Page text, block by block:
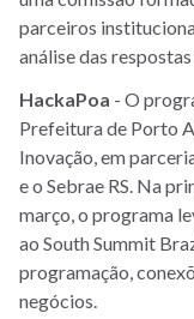
parceiros
análise das
HackaPoa - O
Prefeitura de Porto
Inovação, em
e o Sebrae RS. Na
março, o programa
ao South Summit
programação,
negócios.